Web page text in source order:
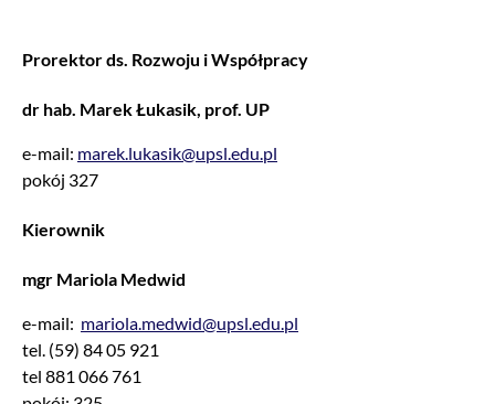
Prorektor ds. Rozwoju i Współpracy
dr hab. Marek Łukasik, prof. UP
e-mail: marek.lukasik@upsl.edu.pl
pokój 327
Kierownik
mgr Mariola Medwid
e-mail: mariola.medwid@upsl.edu.pl
tel. (59) 84 05 921
tel 881 066 761